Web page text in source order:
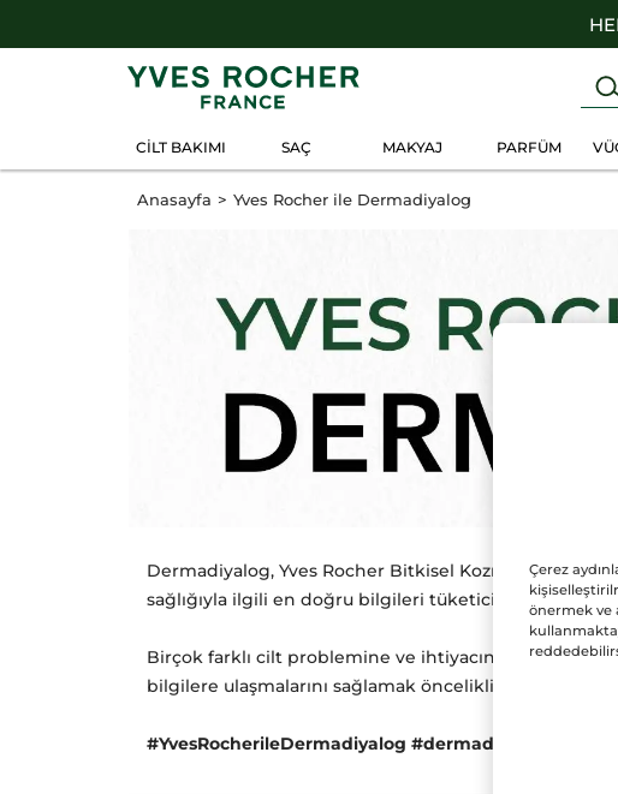
CİLT BAKIMI SAÇ MAKYAJ PARFÜM
Anasayfa Yves Rocher ile Dermadiyalog
Dermadiyalog, Yves Rocher Bitkisel Kozmetik
sağlığıyla ilgili en doğru bilgileri tüketicilerle
Birçok farklı cilt problemine ve ihtiyacına yönelik
bilgilere ulaşmalarını sağlamak öncelikli amacımızdır.
#YvesRocherileDermadiyalog #dermadiyalog
Çerez
önermek ve